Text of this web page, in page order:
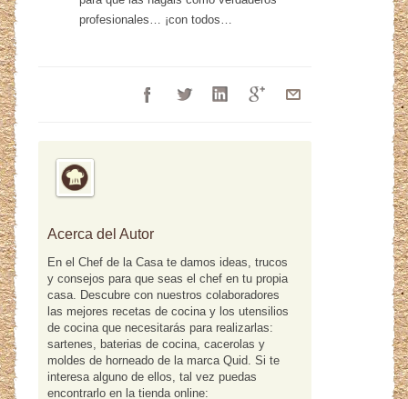
profesionales… ¡con todos…
Acerca del Autor
En el Chef de la Casa te damos ideas, trucos
y consejos para que seas el chef en tu propia
casa. Descubre con nuestros colaboradores
las mejores recetas de cocina y los utensilios
de cocina que necesitarás para realizarlas:
sartenes, baterias de cocina, cacerolas y
moldes de horneado de la marca Quid. Si te
interesa alguno de ellos, tal vez puedas
encontrarlo en la tienda online: